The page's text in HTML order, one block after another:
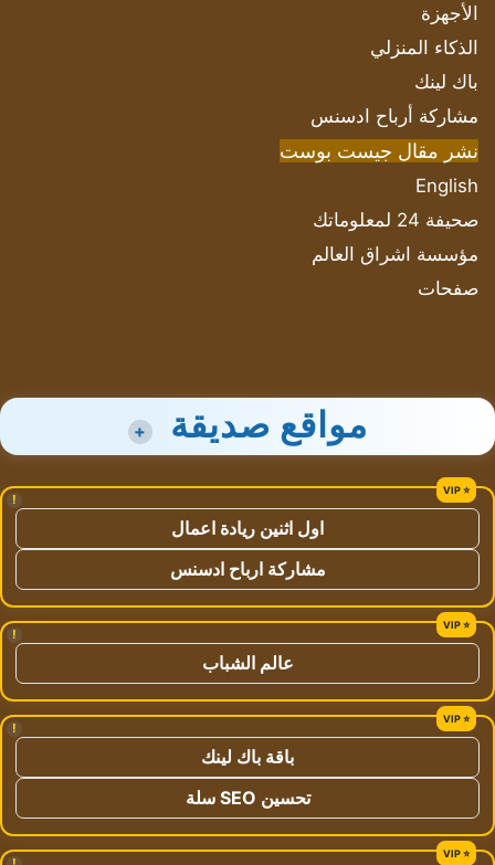
الأجهزة
الذكاء المنزلي
باك لينك
مشاركة أرباح ادسنس
نشر مقال جيست بوست
English
صحيفة 24 لمعلوماتك
مؤسسة اشراق العالم
صفحات
مواقع صديقة +
!
اول اثنين ريادة اعمال
مشاركة ارباح ادسنس
!
عالم الشباب
!
باقة باك لينك
تحسين SEO سلة